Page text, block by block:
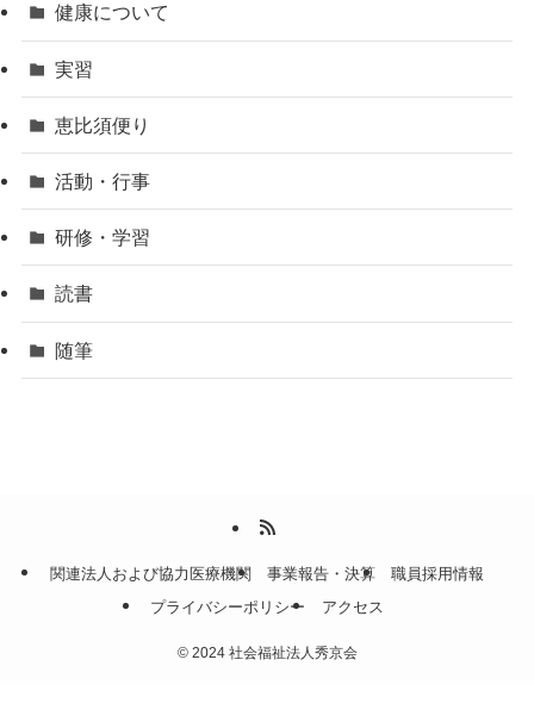
健康について
実習
恵比須便り
活動・行事
研修・学習
読書
随筆
関連法人および協力医療機関 事業報告・決算
職員採用情報
プライバシーポリシー
アクセス
©2024 社会福祉法人秀京会